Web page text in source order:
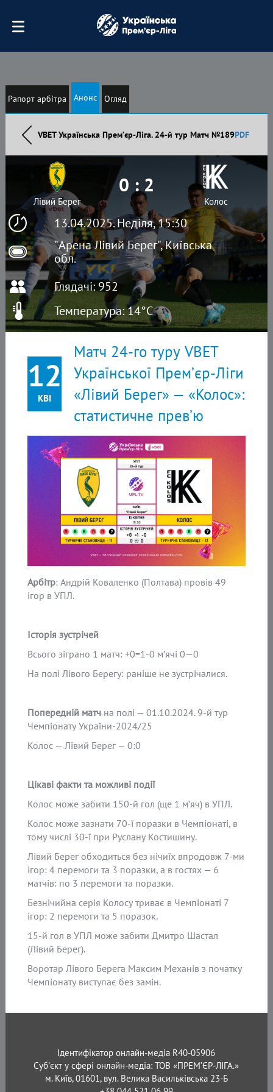
Рапорт арбітра Анонс Огляд
VBET Українська Премʼєр-Ліга. 24-й тур Матч №189PDF
13.04.2025. Неділя, 15:30
"Арена Лівий Берег", Київська
обл.
Лівий Берег
0 : 2
Колос
Глядачі: 952
Температура: 14°C
12
КВІ
Матч 24-го туру VBET
Української Прем’єр-Ліги
«Лівий Берег» — «Колос»:
статистичне прев’ю
Арбітр: Андрій Коваленко (Полтава) провів 49
ігор в УПЛ.
Історія зустрічей
Всього зіграно 1 матч: +0=1-0 м’ячі 0—0
На полі Лівого Берегу: раніше не зустрічалися.
Попередній матч на полі — 01.10.2024. 9-й тур
Чемпіонату України-2024/25
Колос — Лівий Берег — 0:0
Цікаві факти та можливі події
Колос може забити 150-й гол (ще 1 м’яч) в УПЛ.
Колос може зазнати 70-ї поразки в Чемпіонаті, в
тому числі 30-ї при Руслану Костишину.
Лівий Берег обходиться без нічиїх впродовж 7-ми
ігор: 4 перемоги та 3 поразки, а в гостях — 6
матчів: по 3 перемоги та поразки.
Безнічийна серія Колосу триває в Чемпіонаті 7
ігор: 2 перемоги та 5 поразок.
15-й гол в УПЛ може забити Дмитро Шастал
(Лівий Берег).
Воротар Лівого Берега Максим Механів з початку
Чемпіонату виступає без замін.
Ідентифікатор онлайн-медіа R40-05906
Суб'єкт у сфері онлайн-медіа: ТОВ «ПРЕМ’ЄР-ЛІГА.»
м. Київ, 01601, вул. Велика Васильківська 23-Б